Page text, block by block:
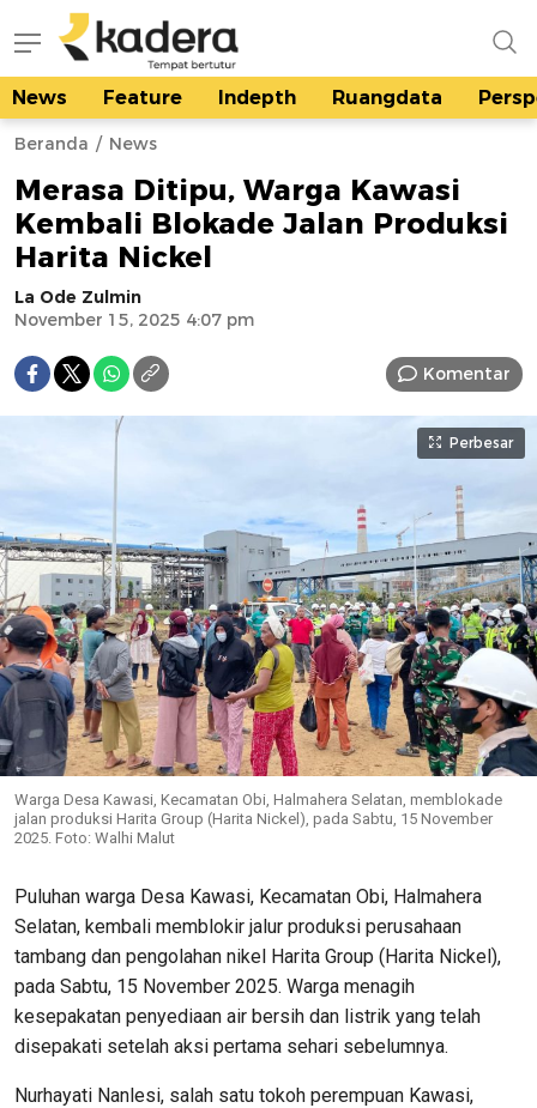
kadera.id
Tempat bertutur
News Feature Indepth Ruangdata
Beranda News
Merasa Ditipu, Warga Kawasi
Kembali Blokade Jalan Produksi
Harita Nickel
La Ode Zulmin
November 15, 2025 4:07 pm
Komentar
Perbesar
Warga Desa Kawasi, Kecamatan Obi, Halmahera Selatan, memblokade
jalan produksi Harita Group (Harita Nickel), pada Sabtu, 15 November
2025. Foto: Walhi Malut
Puluhan warga Desa Kawasi, Kecamatan Obi, Halmahera
Selatan, kembali memblokir jalur produksi perusahaan
tambang dan pengolahan nikel Harita Group (Harita Nickel),
pada Sabtu, 15 November 2025. Warga menagih
kesepakatan penyediaan air bersih dan listrik yang telah
disepakati setelah aksi pertama sehari sebelumnya.
Nurhayati Nanlesi, salah satu tokoh perempuan Kawasi,